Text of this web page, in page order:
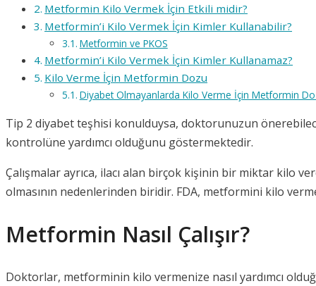
Metformin Kilo Vermek İçin Etkili midir?
Metformin’i Kilo Vermek İçin Kimler Kullanabilir?
Metformin ve PKOS
Metformin’i Kilo Vermek İçin Kimler Kullanamaz?
Kilo Verme İçin Metformin Dozu
Diyabet Olmayanlarda Kilo Verme İçin Metformin
Tip 2 diyabet teşhisi konulduysa, doktorunuzun
kontrolüne yardımcı olduğunu göstermektedir.
Çalışmalar ayrıca, ilacı alan birçok kişinin bir miktar kilo
olmasının nedenlerinden biridir. FDA, metformini kilo
Metformin Nasıl Çalışır?
Doktorlar, metforminin kilo vermenize nasıl yardımcı